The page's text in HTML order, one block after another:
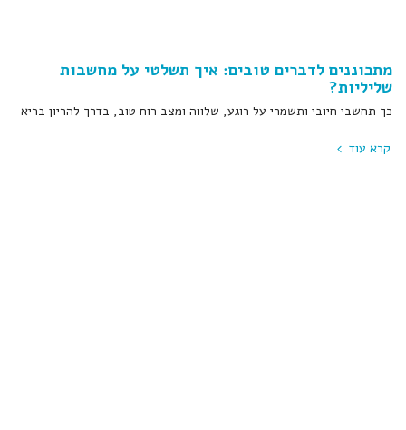
מתכוננים לדברים טובים: איך תשלטי על מחשבות
שליליות?
כך תחשבי חיובי ותשמרי על רוגע, שלווה ומצב רוח טוב, בדרך להריון בריא
קרא עוד